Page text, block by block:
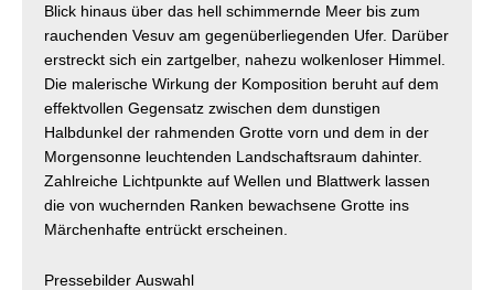
Blick hinaus über das hell schimmernde Meer bis zum
rauchenden Vesuv am gegenüberliegenden Ufer. Darüber
erstreckt sich ein zartgelber, nahezu wolkenloser Himmel.
Die malerische Wirkung der Komposition beruht auf dem
effektvollen Gegensatz zwischen dem dunstigen
Halbdunkel der rahmenden Grotte vorn und dem in der
Morgensonne leuchtenden Landschaftsraum dahinter.
Zahlreiche Lichtpunkte auf Wellen und Blattwerk lassen
die von wuchernden Ranken bewachsene Grotte ins
Märchenhafte entrückt erscheinen.
Pressebilder Auswahl